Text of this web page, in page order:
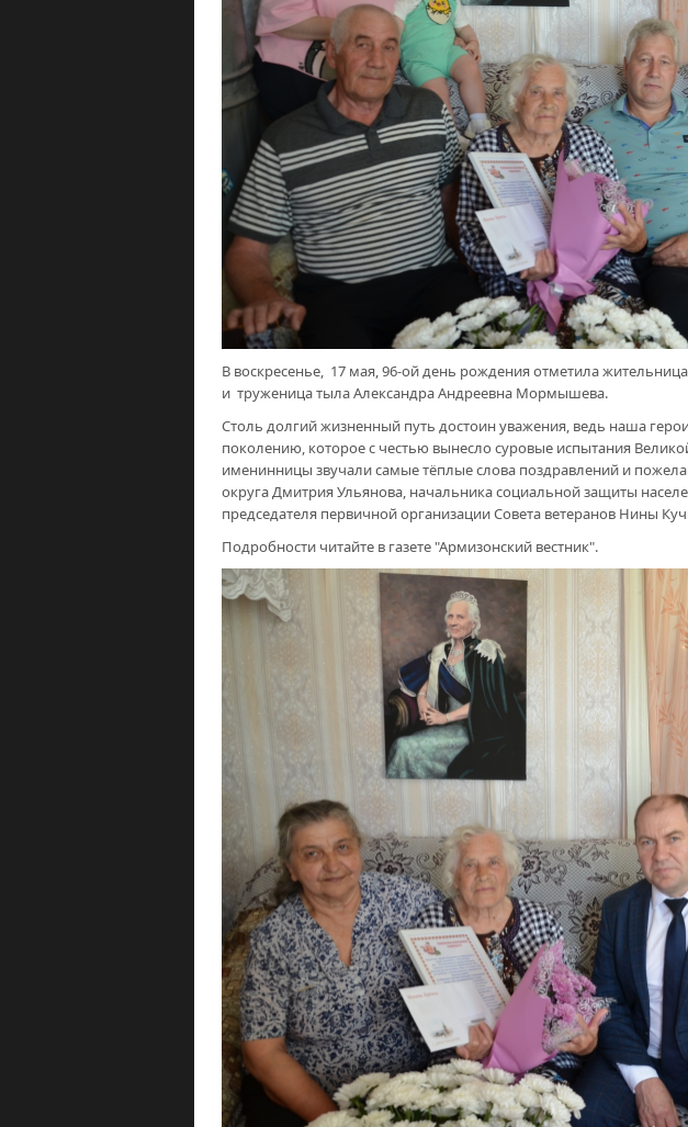
В воскресенье, 17 мая, 96-ой день рождения отметила
и труженица тыла Александра Андреевна Мормышева.
Столь долгий жизненный путь достоин уважения, ведь наша
поколению, которое с честью вынесло суровые испытания
именинницы звучали самые тёплые слова поздравлений и
округа Дмитрия Ульянова, начальника социальной защиты
председателя первичной организации Совета ветеранов Нины
Подробности читайте в газете "Армизонский вестник".